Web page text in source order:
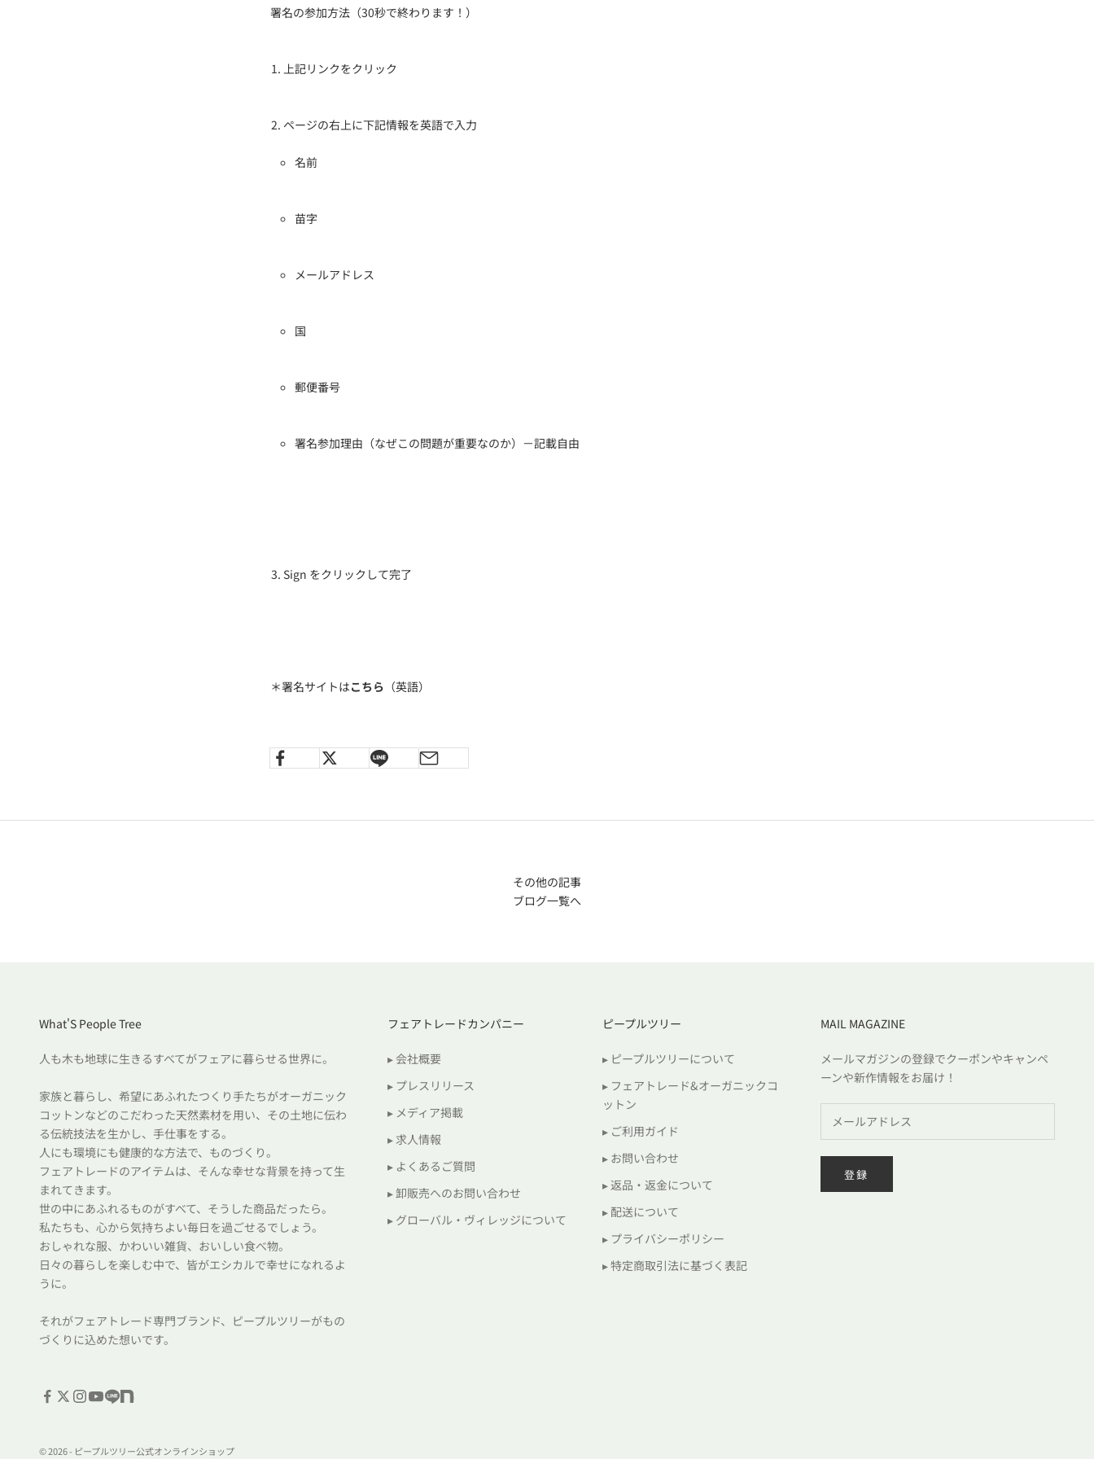
署名の参加方法（30秒で終わります！）
上記リンクをクリック
ページの右上に下記情報を英語で入力
名前
苗字
メールアドレス
国
郵便番号
署名参加理由（なぜこの問題が重要なのか）－記載自由
Sign をクリックして完了
＊署名サイトはこちら （英語）
その他の記事
ブログ一覧へ
What'S People Tree
人も木も地球に生きるすべてがフェアに暮らせる世界に。
家族と暮らし、希望にあふれたつくり手たちがオーガニック
コットンなどのこだわった天然素材を用い、その土地に伝わ
る伝統技法を生かし、手仕事をする。
人にも環境にも健康的な方法で、ものづくり。
フェアトレードのアイテムは、そんな幸せな背景を持って生
まれてきます。
世の中にあふれるものがすべて、そうした商品だったら。
私たちも、心から気持ちよい毎日を過ごせるでしょう。
おしゃれな服、かわいい雑貨、おいしい食べ物。
日々の暮らしを楽しむ中で、皆がエシカルで幸せになれるよ
うに。
それがフェアトレード専門ブランド、ピープルツリーがもの
づくりに込めた想いです。
フェアトレードカンパニー
▸ 会社概要
▸ プレスリリース
▸ メディア掲載
▸ 求人情報
▸ よくあるご質問
▸ 卸販売へのお問い合わせ
▸ グローバル・ヴィレッジについて
ピープルツリー
▸ ピープルツリーについて
▸ フェアトレード&オーガニックコ
ットン
▸ ご利用ガイド
▸ お問い合わせ
▸ 返品・返金について
▸ 配送について
▸ プライバシーポリシー
▸ 特定商取引法に基づく表記
MAIL MAGAZINE
メールマガジンの登録でクーポンやキャンペ
ーンや新作情報をお届け！
登録
© 2026 - ピープルツリー公式オンラインショップ